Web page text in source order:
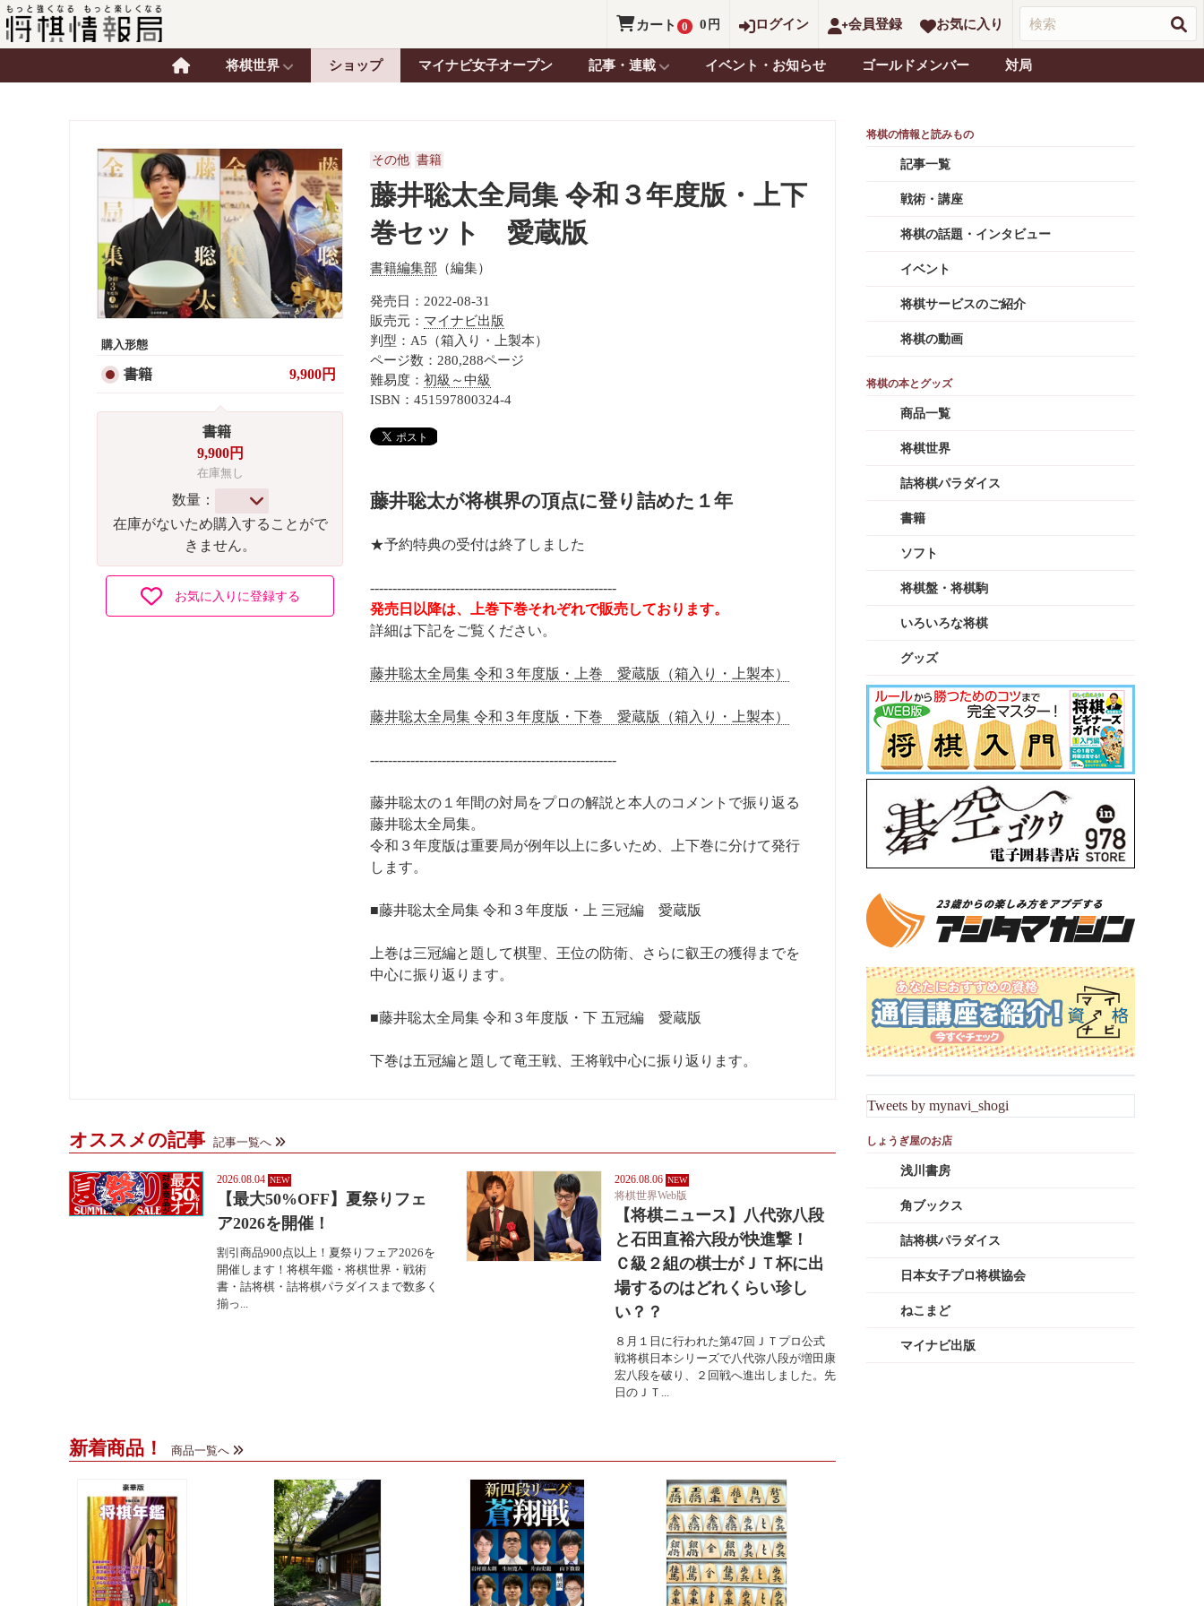
カート 0 0 円 ログイン 会員登録 お気に入り
将棋世界 ショップ マイナビ女子オープン 記事・連載 イベント・お知らせ ゴールドメンバー 対局
購入形態
書籍 9,900円
書籍
9,900円
在庫無し
数量：
在庫がないため購入することがで
きません。
お気に入りに登録する
その他 書籍
藤井聡太全局集 令和３年度版・上下
巻セット 愛蔵版
書籍編集部 （編集）
発売日：2022-08-31
販売元： マイナビ出版
判型：A5（箱入り・上製本）
ページ数：280,288ページ
難易度： 初級～中級
ISBN：451597800324-4
藤井聡太が将棋界の頂点に登り詰めた１年
★予約特典の受付は終了しました
-------------------------------------------------------
発売日以降は、上巻下巻それぞれで販売しております。
詳細は下記をご覧ください。
藤井聡太全局集 令和３年度版・上巻 愛蔵版（箱入り・上製本）
藤井聡太全局集 令和３年度版・下巻 愛蔵版（箱入り・上製本）
-------------------------------------------------------
藤井聡太の１年間の対局をプロの解説と本人のコメントで振り返る
藤井聡太全局集。
令和３年度版は重要局が例年以上に多いため、上下巻に分けて発行
します。
■藤井聡太全局集 令和３年度版・上 三冠編 愛蔵版
上巻は三冠編と題して棋聖、王位の防衛、さらに叡王の獲得までを
中心に振り返ります。
■藤井聡太全局集 令和３年度版・下 五冠編 愛蔵版
下巻は五冠編と題して竜王戦、王将戦中心に振り返ります。
オススメの記事 記事一覧へ
2026.08.04
【最大50%OFF】夏祭りフェ
ア2026を開催！
割引商品900点以上！夏祭りフェア2026を
開催します！将棋年鑑・将棋世界・戦術
書・詰将棋・詰将棋パラダイスまで数多く
揃っ...
2026.08.06
将棋世界Web版
【将棋ニュース】八代弥八段
と石田直裕六段が快進撃！
Ｃ級２組の棋士がＪＴ杯に出
場するのはどれくらい珍し
い？？
８月１日に行われた第47回ＪＴプロ公式
戦将棋日本シリーズで八代弥八段が増田康
宏八段を破り、２回戦へ進出しました。先
日のＪＴ...
新着商品！ 商品一覧へ
記事一覧
戦術・講座
将棋の話題・インタビュー
イベント
将棋サービスのご紹介
将棋の動画
商品一覧
将棋世界
詰将棋パラダイス
書籍
ソフト
将棋盤・将棋駒
いろいろな将棋
グッズ
Tweets by mynavi_shogi
浅川書房
角ブックス
詰将棋パラダイス
日本女子プロ将棋協会
ねこまど
マイナビ出版